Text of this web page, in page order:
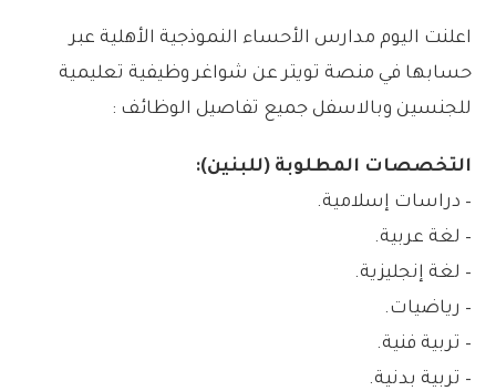
اعلنت اليوم مدارس الأحساء النموذجية الأهلية عبر
حسابها في منصة تويتر عن شواغر وظيفية تعليمية
للجنسين وبالاسفل جميع تفاصيل الوظائف :
التخصصات المطلوبة (للبنين):
– دراسات إسلامية.
– لغة عربية.
– لغة إنجليزية.
– رياضيات.
– تربية فنية.
– تربية بدنية.